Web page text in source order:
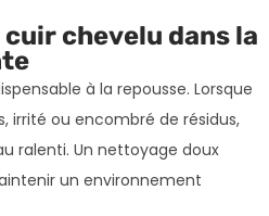
cuir chevelu dans la
à la repousse. Lorsque
irrité ou encombré de résidus,
ralenti. Un nettoyage doux
un environnement